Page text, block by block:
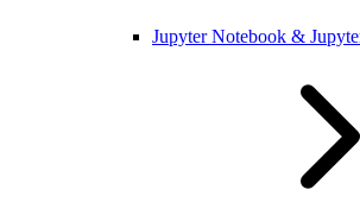
Jupyter Notebook &